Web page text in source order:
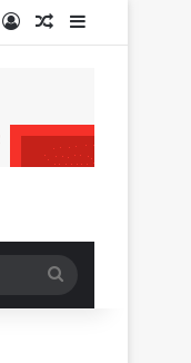
EntrarArtigo aleatório
por